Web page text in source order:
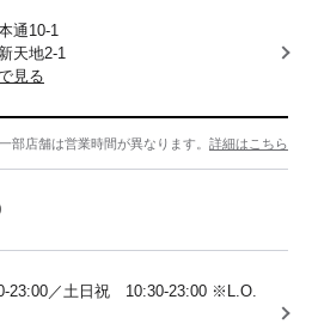
通10-1
天地2-1
見る
一部店舗は営業時間が異なります。 詳細はこちら
23:00／土日祝 10:30-23:00 ※L.O.